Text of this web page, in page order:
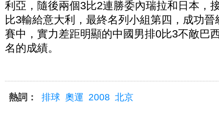
利亞，隨後兩個3比2連勝委內瑞拉和日本，
比3輸給意大利，最終名列小組第四，成功
賽中，實力差距明顯的中國男排0比3不敵巴
名的成績。
熱詞： 排球 奧運 2008 北京